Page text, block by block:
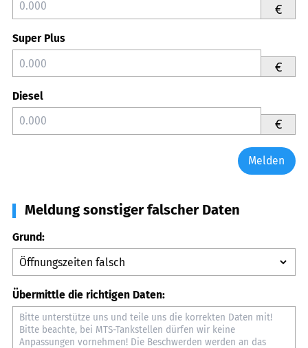
€
Super Plus
€
Diesel
€
Melden
Meldung sonstiger falscher Daten
Grund:
Übermittle die richtigen Daten: